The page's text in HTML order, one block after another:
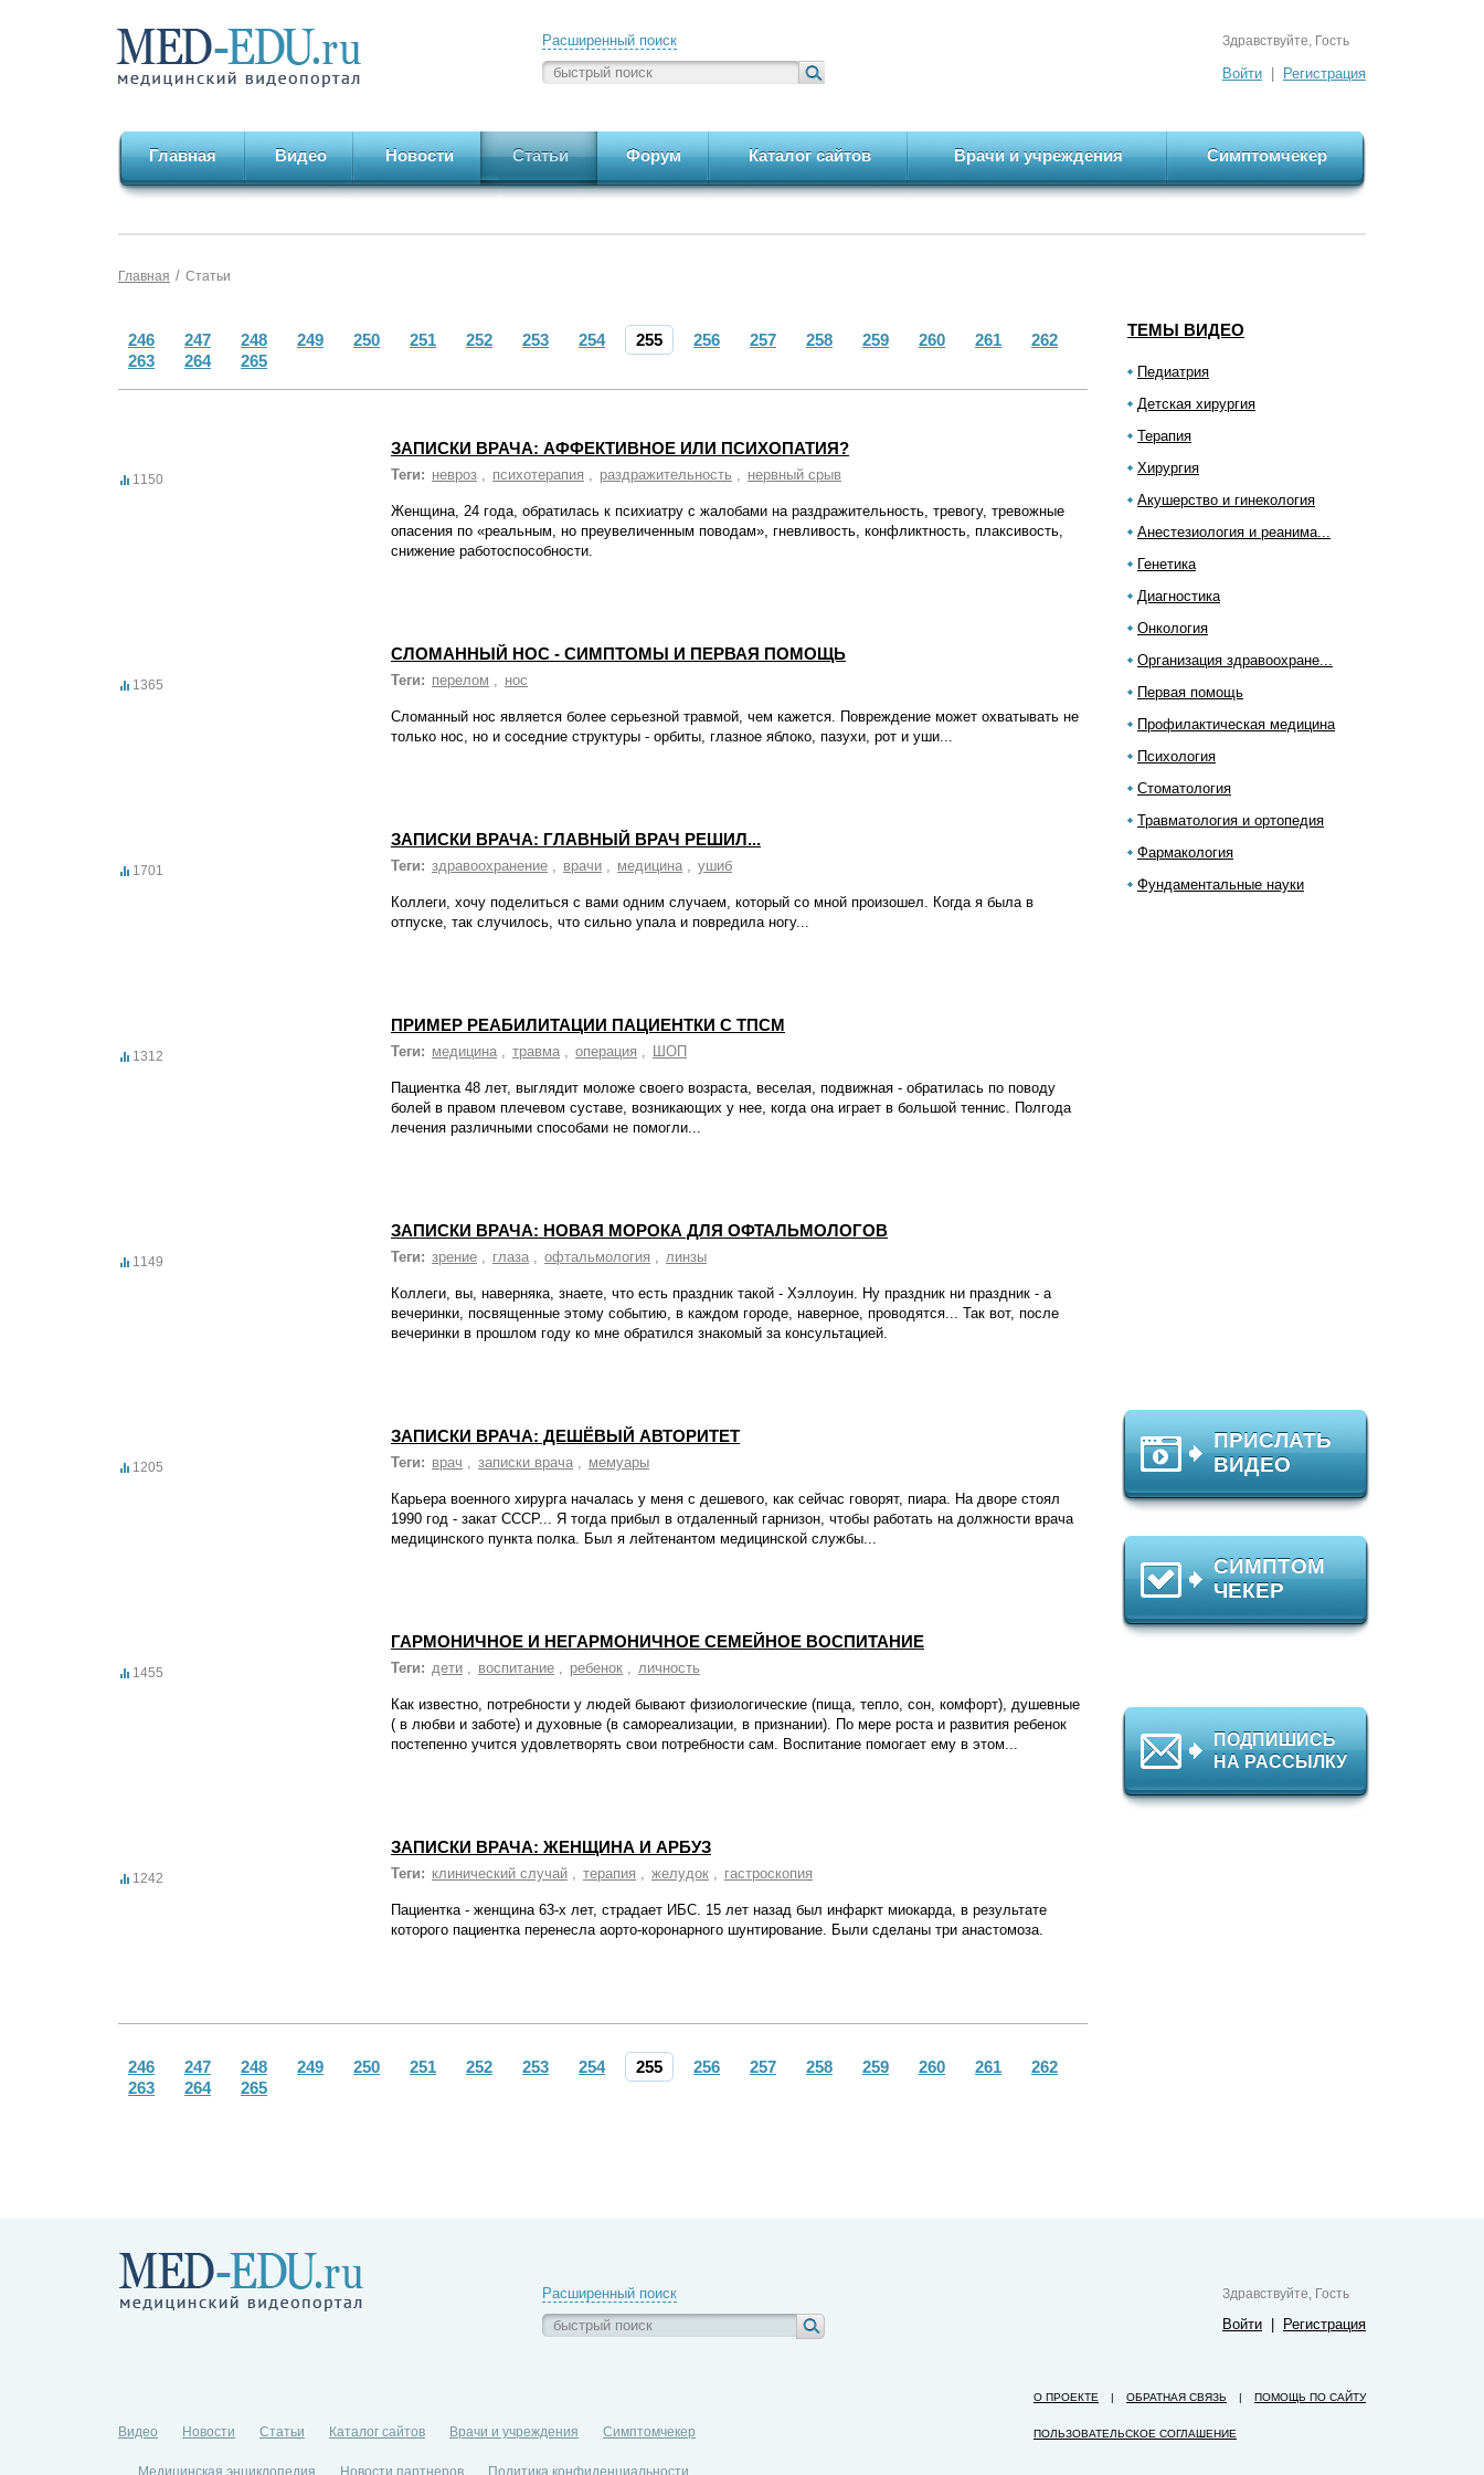
Расширенный поиск Здравствуйте, Гость
Войти Регистрация
Главная Видео Новости Статьи Форум Каталог сайтов Врачи и учреждения Симптомчекер
ТЕМЫ ВИДЕО
Педиатрия
Детская хирургия
Терапия
Хирургия
Акушерство и гинекология
Анестезиология и реанима...
Генетика
Диагностика
Онкология
Организация здравоохране...
Первая помощь
Профилактическая медицина
Психология
Стоматология
Травматология и ортопедия
Фармакология
Фундаментальные науки
ПРИСЛАТЬ
ВИДЕО
СИМПТОМ
ЧЕКЕР
ПОДПИШИСЬ
НА РАССЫЛКУ
Главная / Статьи
246 247 248 249 250 251 252 253 254 255 256 257 258 259 260 261
262
263
264 265
1150
ЗАПИСКИ ВРАЧА: АФФЕКТИВНОЕ ИЛИ ПСИХОПАТИЯ?
Теги: невроз , психотерапия , раздражительность , нервный срыв
Женщина, 24 года, обратилась к психиатру с жалобами на раздражительность, тревогу, тревожные
опасения по «реальным, но преувеличенным поводам», гневливость, конфликтность, плаксивость,
снижение работоспособности.
1365
СЛОМАННЫЙ НОС - СИМПТОМЫ И ПЕРВАЯ ПОМОЩЬ
Теги: перелом , нос
Сломанный нос является более серьезной травмой, чем кажется. Повреждение может охватывать не
только нос, но и соседние структуры - орбиты, глазное яблоко, пазухи, рот и уши...
1701
ЗАПИСКИ ВРАЧА: ГЛАВНЫЙ ВРАЧ РЕШИЛ...
Теги: здравоохранение , врачи , медицина , ушиб
Коллеги, хочу поделиться с вами одним случаем, который со мной произошел. Когда я была в
отпуске, так случилось, что сильно упала и повредила ногу...
1312
ПРИМЕР РЕАБИЛИТАЦИИ ПАЦИЕНТКИ С ТПСМ
Теги: медицина , травма , операция , ШОП
Пациентка 48 лет, выглядит моложе своего возраста, веселая, подвижная - обратилась по поводу
болей в правом плечевом суставе, возникающих у нее, когда она играет в большой теннис. Полгода
лечения различными способами не помогли...
1149
ЗАПИСКИ ВРАЧА: НОВАЯ МОРОКА ДЛЯ ОФТАЛЬМОЛОГОВ
Теги: зрение , глаза , офтальмология , линзы
Коллеги, вы, наверняка, знаете, что есть праздник такой - Хэллоуин. Ну праздник ни праздник - а
вечеринки, посвященные этому событию, в каждом городе, наверное, проводятся... Так вот, после
вечеринки в прошлом году ко мне обратился знакомый за консультацией.
1205
ЗАПИСКИ ВРАЧА: ДЕШЁВЫЙ АВТОРИТЕТ
Теги: врач , записки врача , мемуары
Карьера военного хирурга началась у меня с дешевого, как сейчас говорят, пиара. На дворе стоял
1990 год - закат СССР... Я тогда прибыл в отдаленный гарнизон, чтобы работать на должности врача
медицинского пункта полка. Был я лейтенантом медицинской службы...
1455
ГАРМОНИЧНОЕ И НЕГАРМОНИЧНОЕ СЕМЕЙНОЕ ВОСПИТАНИЕ
Теги: дети , воспитание , ребенок , личность
Как известно, потребности у людей бывают физиологические (пища, тепло, сон, комфорт), душевные
( в любви и заботе) и духовные (в самореализации, в признании). По мере роста и развития ребенок
постепенно учится удовлетворять свои потребности сам. Воспитание помогает ему в этом...
1242
ЗАПИСКИ ВРАЧА: ЖЕНЩИНА И АРБУЗ
Теги: клинический случай , терапия , желудок , гастроскопия
Пациентка - женщина 63-х лет, страдает ИБС. 15 лет назад был инфаркт миокарда, в результате
которого пациентка перенесла аорто-коронарного шунтирование. Были сделаны три анастомоза.
246 247 248 249 250 251 252 253 254 255 256 257 258 259 260 261
262
263
264 265
Расширенный поиск Здравствуйте, Гость
Войти Регистрация
О ПРОЕКТЕ | ОБРАТНАЯ СВЯЗЬ | ПОМОЩЬ ПО САЙТУ
ПОЛЬЗОВАТЕЛЬСКОЕ СОГЛАШЕНИЕ
Видео Новости Статьи Каталог сайтов Врачи и учреждения Симптомчекер
Медицинская энциклопедия Новости партнеров Политика конфиденциальности